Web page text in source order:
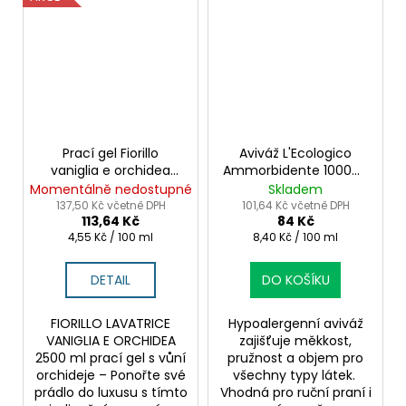
Prací gel Fiorillo
vaniglia e orchidea
2500 ml – vůně a
šetrné praní
Momentálně nedostupné
137,50 Kč včetně DPH
113,64 Kč
Měrná
4,55 Kč / 100 ml
DETAIL
FIORILLO LAVATRICE
VANIGLIA E ORCHIDEA
2500 ml prací gel s vůní
orchideje – Ponořte své
prádlo do luxusu s tímto
Aviváž L'Ecologico
Ammorbidente 1000ml
- Hypoalergenní péče
Skladem
101,64 Kč včetně DPH
84 Kč
Měrná
8,40 Kč / 100 ml
DO KOŠÍKU
Hypoalergenní aviváž
zajišťuje měkkost,
pružnost a objem pro
všechny typy látek.
Vhodná pro ruční praní i